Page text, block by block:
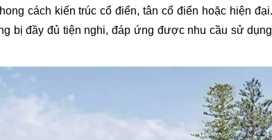
cách kiến trúc cổ điển, tân cổ điển hoặc hiện
bị đầy đủ tiện nghi, đáp ứng được nhu cầu sử